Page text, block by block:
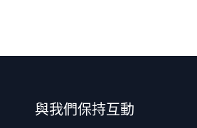
與我們保持互動